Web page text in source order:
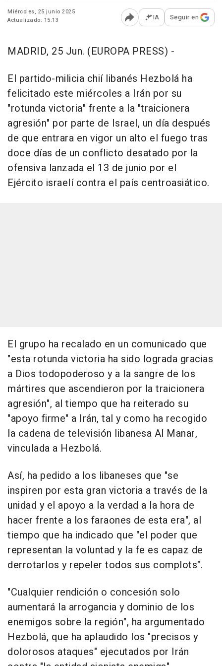
Miércoles, 25 junio 2025
Actualizado: 15:13
Abrir opciones para
IA Seguir en
MADRID, 25 Jun. (EUROPA PRESS) -
El partido-milicia chií libanés Hezbolá ha
felicitado este miércoles a Irán por su
"rotunda victoria" frente a la "traicionera
agresión" por parte de Israel, un día después
de que entrara en vigor un alto el fuego tras
doce días de un conflicto desatado por la
ofensiva lanzada el 13 de junio por el
Ejército israelí contra el país centroasiático.
El grupo ha recalado en un comunicado que
"esta rotunda victoria ha sido lograda gracias
a Dios todopoderoso y a la sangre de los
mártires que ascendieron por la traicionera
agresión", al tiempo que ha reiterado su
"apoyo firme" a Irán, tal y como ha recogido
la cadena de televisión libanesa Al Manar,
vinculada a Hezbolá.
Así, ha pedido a los libaneses que "se
inspiren por esta gran victoria a través de la
unidad y el apoyo a la verdad a la hora de
hacer frente a los faraones de esta era", al
tiempo que ha indicado que "el poder que
representan la voluntad y la fe es capaz de
derrotarlos y repeler todos sus complots".
"Cualquier rendición o concesión solo
aumentará la arrogancia y dominio de los
enemigos sobre la región", ha argumentado
Hezbolá, que ha aplaudido los "precisos y
dolorosos ataques" ejecutados por Irán